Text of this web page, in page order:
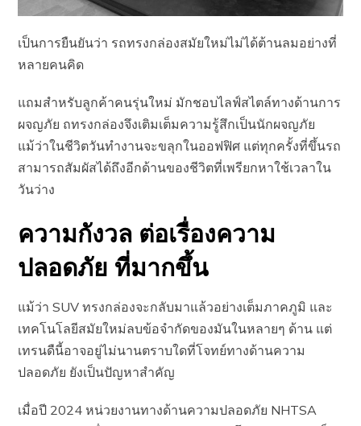
เป็นการยืนยันว่า รถทรงกล่องสมัยใหม่ไม่ได้ต้านลมอย่างที่
หลายคนคิด
แถมสำหรับลูกค้าคนรุ่นใหม่ มักชอบไลฟ์สไตล์ทางด้านการ
ผจญภัย ถทรงกล่องจึงเติมเต็มความรู้สึกเป็นนักผจญภัย
แม้ว่าในชีวิตวันทำงานจะขลุกในออฟฟิศ​ แต่ทุกครั้งที่ขึ้นรถ
สามารถสัมผัสได้ถึงอีกด้านของชีวิตที่เพรียกหาใช้เวลาใน
วันว่าง
ความกังวล ต่อเรื่องความ
ปลอดภัย ที่มากขึ้น
แม้ว่า SUV ทรงกล่องจะกลับมาแล้วอย่างเต็มภาคภูมิ และ
เทคโนโลยีสมัยใหม่ลบข้อจำกัดของมันในหลายๆ ด้าน แต่
เทรนดืนี้อาจอยู่ไม่นานตราบใดที่โจทย์ทางด้านความ
ปลอดภัย ยังเป็นปัญหาสำคัญ
เมื่อปี 2024 หน่วยงานทางด้านความปลอดภัย NHTSA